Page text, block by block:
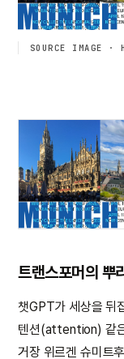
SOURCE IMAGE ·
트랜스포머의 뿌
챗GPT가 세상을 뒤
텐션(attention) 같
거장 위르겐 슈미트